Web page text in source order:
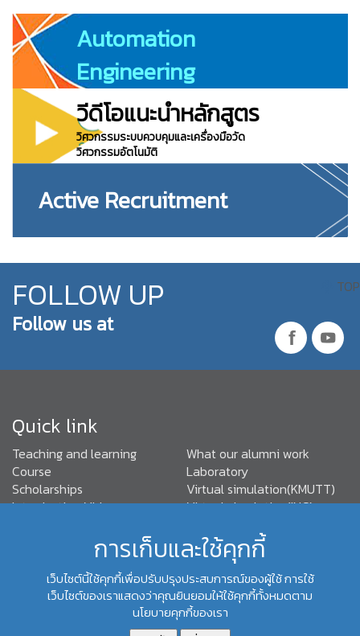
Automation
Engineering
วีดีโอแนะนำหลักสูตร
วิศวกรรมระบบควบคุมและเครื่องมือวัด
วิศวกรรมอัตโนมัติ
Active Recruitment
TOP
FOLLOW UP
Follow us at
Quick link
Teaching and learning
Course
Scholarships
Introduction Video
TABEE Standards
What our alumni work
Laboratory
Virtual simulation(KMUTT)
Virtual simulation(INC)
(+66) 02-470- 9096,92Department of Control Systems
and Instrumentation Engineering, Faculty of Engineering,
การเก็บและใช้คุกกี้
เว็บไซต์นี้ใช้คุกกี้เพื่อปรับปรุงประสบการณ์ของผู้ใช้ การใช้
เว็บไซต์ของเราแสดงว่าคุณยินยอมให้ใช้คุกกี้ทั้งหมดตาม
นโยบายคุกกี้ของเรา